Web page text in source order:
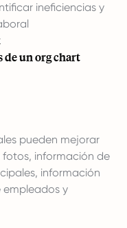
ineficiencias y
de un org chart
pueden mejorar
información de
información
y